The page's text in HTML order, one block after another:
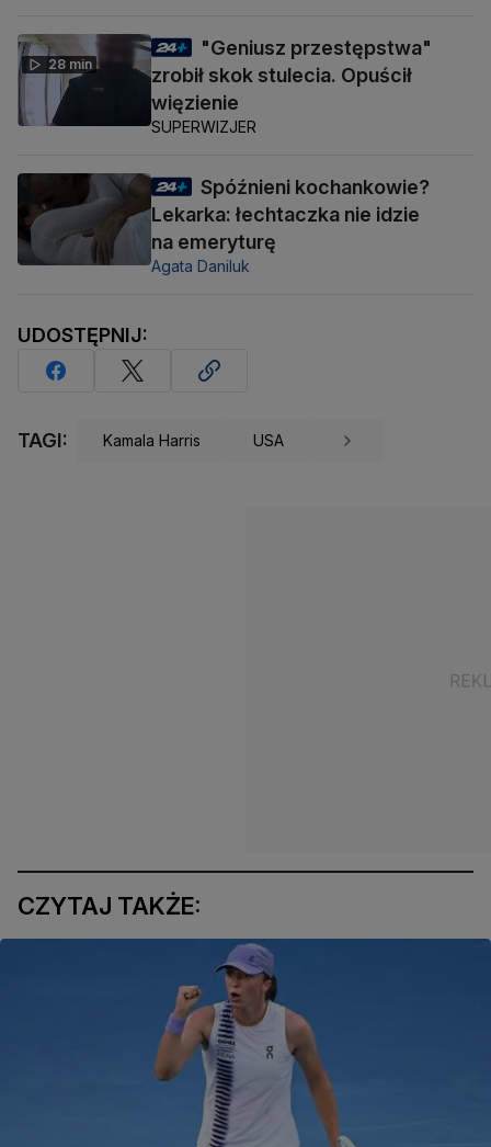
28 min
"Geniusz przestępstwa"
zrobił skok stulecia. Opuścił
więzienie
SUPERWIZJER
Spóźnieni kochankowie?
Lekarka: łechtaczka nie idzie
na emeryturę
Agata Daniluk
UDOSTĘPNIJ:
TAGI: Kamala Harris USA
CZYTAJ TAKŻE: